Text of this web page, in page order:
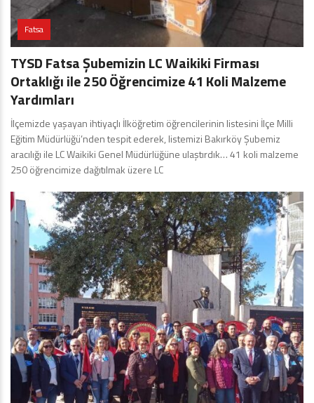
Fatsa
TYSD Fatsa Şubemizin LC Waikiki Firması
Ortaklığı ile 250 Öğrencimize 41 Koli Malzeme
Yardımları
İlçemizde yaşayan ihtiyaçlı İlköğretim öğrencilerinin listesini İlçe Milli
Eğitim Müdürlüğü’nden tespit ederek, listemizi Bakırköy Şubemiz
aracılığı ile LC Waikiki Genel Müdürlüğüne ulaştırdık… 41 koli malzeme
250 öğrencimize dağıtılmak üzere LC